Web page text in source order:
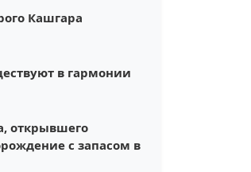
Кашгара
в гармонии
открывшего
с запасом в